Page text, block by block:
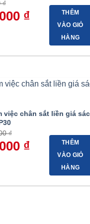
₫
₫Giá
hiện
470,000 ₫.
THÊM
VÀO GIỎ
HÀNG
việc chân sắt liền giá
₫
₫Giá
hiện
900,000 ₫.
THÊM
VÀO GIỎ
HÀNG